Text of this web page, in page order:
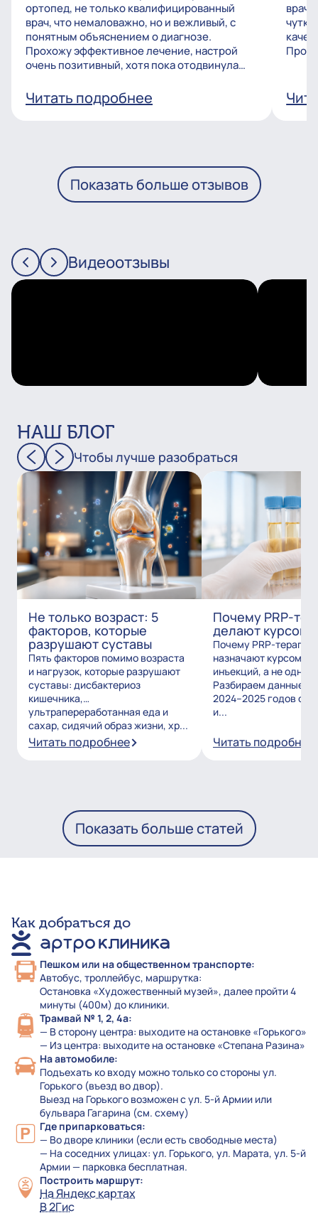
ортопед, не только квалифицированный
врач, что немаловажно, но и вежливый, с
понятным объяснением о диагнозе.
Прохожу эффективное лечение, настрой
очень позитивный, хотя пока отодвинула
Читать подробнее
Показать больше отзывов
Видеоотзывы
НАШ БЛОГ
Чтобы лучше разобраться
Не только возраст: 5
факторов, которые
разрушают суставы
Пять факторов помимо возраста
и нагрузок, которые разрушают
суставы: дисбактериоз
кишечника,
ультрапереработанная еда и
сахар, сидячий образ жизни, хр...
Читать подробнее
Почему PRP-
делают курсом?
Почему PRP-
назначают курсом из
инъекций, а не
Разбираем данные
2024–2025 годов о
и...
Читать подробнее
Показать больше статей
Как добраться до
Пешком или на общественном транспорте:
Автобус, троллейбус, маршрутка:
Остановка «Художественный музей», далее пройти 4
минуты (400м) до клиники.
Трамвай № 1, 2, 4а:
— В сторону центра: выходите на остановке «Горького»
— Из центра: выходите на остановке «Степана Разина»
На автомобиле:
Подъехать ко входу можно только со стороны ул.
Горького (въезд во двор).
Выезд на Горького возможен с ул. 5-й Армии или
бульвара Гагарина (см. схему)
Где припарковаться:
— Во дворе клиники (если есть свободные места)
— На соседних улицах: ул. Горького, ул. Марата, ул. 5-й
Армии — парковка бесплатная.
Построить маршрут:
На Яндекс картах
В 2Гис